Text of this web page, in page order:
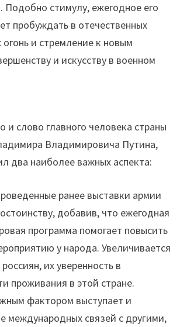
Подобно стимулу, ежегодное его
пробуждать в отечественных
и стремление к новым
и искусству в военном
и слово главного человека страны
Владимировича Путина,
два наиболее важных аспекта:
ранее выставки армии
добавив, что ежегодная
программа помогает повысить
у народа. Увеличивается
их уверенность в
проживания в этой стране.
фактором выступает и
международных связей с другими,